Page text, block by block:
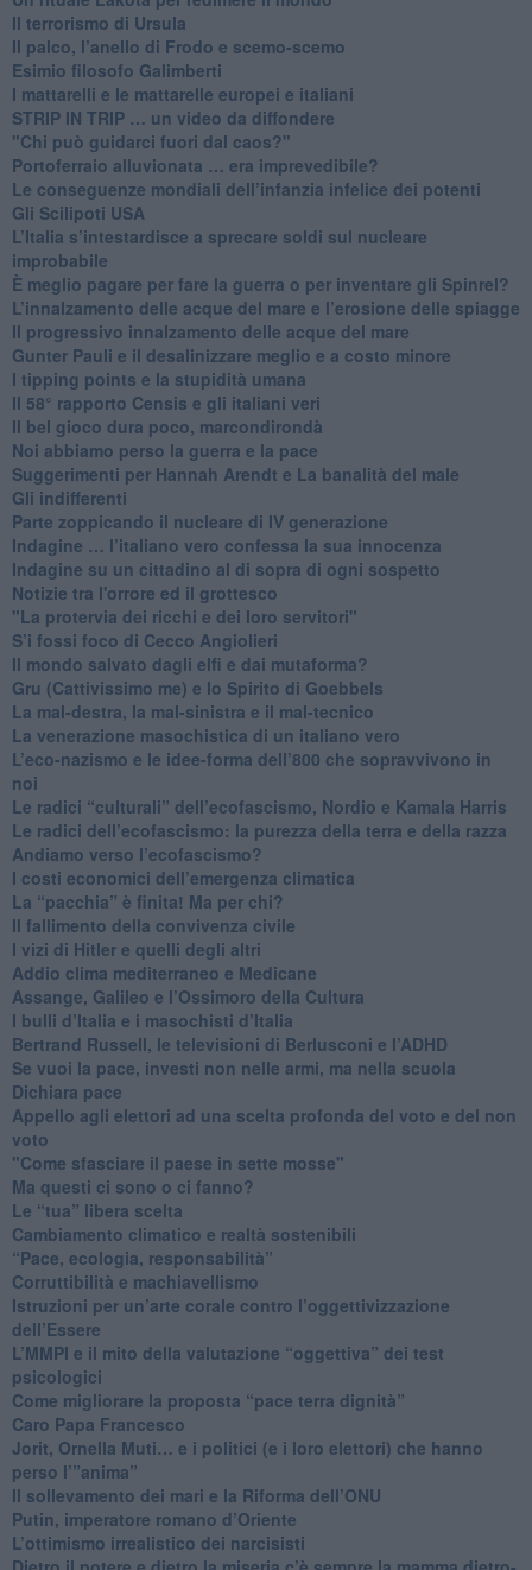
Il terrorismo di Ursula
​Il palco, l’anello di Frodo e scemo-scemo
Esimio filosofo Galimberti
​I mattarelli e le mattarelle europei e italiani
​STRIP IN TRIP … un video da diffondere
"Chi può guidarci fuori dal caos?"
​Portoferraio alluvionata … era imprevedibile?
Le conseguenze mondiali dell’infanzia infelice dei potenti
​Gli Scilipoti USA
L’Italia s’intestardisce a sprecare soldi sul nucleare
improbabile
È meglio pagare per fare la guerra o per inventare gli Spinrel?
​L’innalzamento delle acque del mare e l’erosione delle spiagge
​Il progressivo innalzamento delle acque del mare
​Gunter Pauli e il desalinizzare meglio e a costo minore
I tipping points e la stupidità umana
​Il 58° rapporto Censis e gli italiani veri
​Il bel gioco dura poco, marcondirondà
Noi abbiamo perso la guerra e la pace
Suggerimenti per Hannah Arendt e La banalità del male
​Gli indifferenti
Parte zoppicando il nucleare di IV generazione
​Indagine … l’italiano vero confessa la sua innocenza
Indagine su un cittadino al di sopra di ogni sospetto
Notizie tra l'orrore ed il grottesco
"La protervia dei ricchi e dei loro servitori"
S’i fossi foco di Cecco Angiolieri
​Il mondo salvato dagli elfi e dai mutaforma?
Gru (Cattivissimo me) e lo Spirito di Goebbels
​La mal-destra, la mal-sinistra e il mal-tecnico
​La venerazione masochistica di un italiano vero
​L’eco-nazismo e le idee-forma dell’800 che sopravvivono in
noi
​Le radici “culturali” dell’ecofascismo, Nordio e Kamala Harris
Le radici dell’ecofascismo: la purezza della terra e della razza
Andiamo verso l’ecofascismo?
I costi economici dell’emergenza climatica
​La “pacchia” è finita! Ma per chi?
​Il fallimento della convivenza civile
​I vizi di Hitler e quelli degli altri
Addio clima mediterraneo e Medicane
​Assange, Galileo e l’Ossimoro della Cultura
​I bulli d’Italia e i masochisti d’Italia
​Bertrand Russell, le televisioni di Berlusconi e l’ADHD
​Se vuoi la pace, investi non nelle armi, ma nella scuola
​Dichiara pace
​Appello agli elettori ad una scelta profonda del voto e del non
voto
"Come sfasciare il paese in sette mosse"
​Ma questi ci sono o ci fanno?
​Le “tua” libera scelta
Cambiamento climatico e realtà sostenibili
“Pace, ecologia, responsabilità”
​Corruttibilità e machiavellismo
Istruzioni per un’arte corale contro l’oggettivizzazione
dell’Essere
​L’MMPI e il mito della valutazione “oggettiva” dei test
psicologici
Come migliorare la proposta “pace terra dignità”
Caro Papa Francesco
​Jorit, Ornella Muti… e i politici (e i loro elettori) che hanno
perso l’”anima”
​Il sollevamento dei mari e la Riforma dell’ONU
Putin, imperatore romano d’Oriente
​L’ottimismo irrealistico dei narcisisti